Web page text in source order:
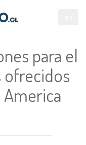
para el
ofrecidos